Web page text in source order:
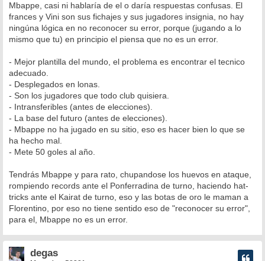
Mbappe, casi ni hablaría de el o daría respuestas confusas. El
frances y Vini son sus fichajes y sus jugadores insignia, no hay
ningúna lógica en no reconocer su error, porque (jugando a lo
mismo que tu) en principio el piensa que no es un error.
- Mejor plantilla del mundo, el problema es encontrar el tecnico
adecuado.
- Desplegados en lonas.
- Son los jugadores que todo club quisiera.
- Intransferibles (antes de elecciones).
- La base del futuro (antes de elecciones).
- Mbappe no ha jugado en su sitio, eso es hacer bien lo que se
ha hecho mal.
- Mete 50 goles al año.
Tendrás Mbappe y para rato, chupandose los huevos en ataque,
rompiendo records ante el Ponferradina de turno, haciendo hat-
tricks ante el Kairat de turno, eso y las botas de oro le maman a
Florentino, por eso no tiene sentido eso de "reconocer su error",
para el, Mbappe no es un error.
degas